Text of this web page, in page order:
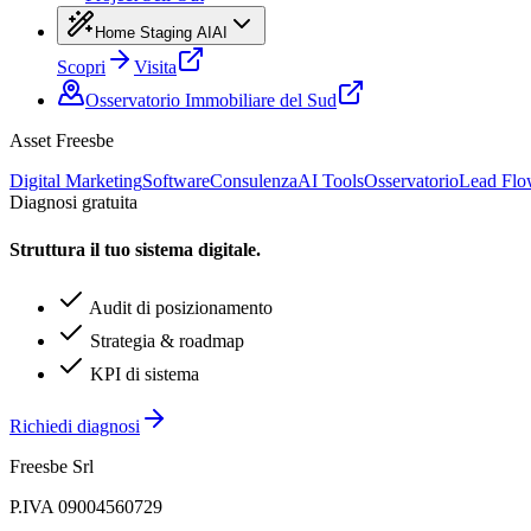
Home Staging AI AI
Scopri
Visita
Osservatorio Immobiliare del Sud
Asset Freesbe
Digital MarketingSoftwareConsulenzaAI ToolsOsservatorioLead
Diagnosi gratuita
Struttura il tuo sistema digitale.
Audit di posizionamento
Strategia & roadmap
KPI di sistema
Richiedi diagnosi
Freesbe Srl
P.IVA 09004560729